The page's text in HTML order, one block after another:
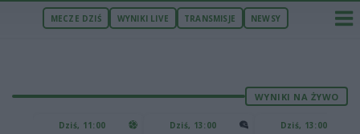
MECZE DZIŚ WYNIKI LIVE TRANSMISJE NEWSY
WYNIKI NA ŻYWO
Dziś, 11:00 Dziś, 13:00 Dziś, 13:00